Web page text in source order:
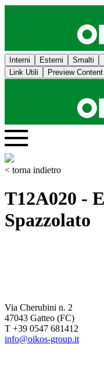
Interni Esterni Smalti
Link Utili Preview Content
< torna indietro
T12A020 -
Spazzolato
Via Cherubini n. 2
47043 Gatteo (FC)
T +39 0547 681412
info@oikos-group.it